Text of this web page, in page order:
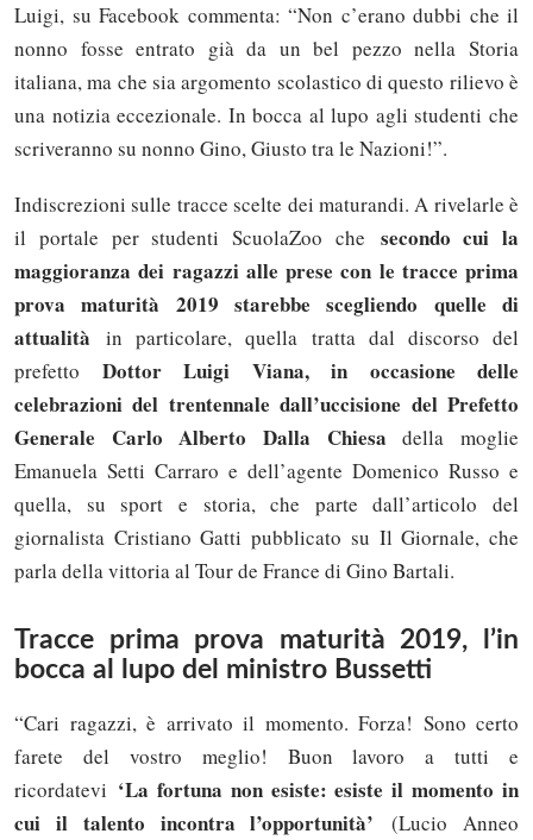
Luigi, su Facebook commenta: “Non c’erano dubbi che il
nonno fosse entrato già da un bel pezzo nella Storia
italiana, ma che sia argomento scolastico di questo rilievo è
una notizia eccezionale. In bocca al lupo agli studenti che
scriveranno su nonno Gino, Giusto tra le Nazioni!”.
Indiscrezioni sulle tracce scelte dei maturandi. A rivelarle è
il portale per studenti ScuolaZoo che secondo cui la
maggioranza dei ragazzi alle prese con le tracce prima
prova maturità 2019 starebbe scegliendo quelle di
attualità in particolare, quella tratta dal discorso del
prefetto Dottor Luigi Viana, in occasione delle
celebrazioni del trentennale dall’uccisione del Prefetto
Generale Carlo Alberto Dalla Chiesa della moglie
Emanuela Setti Carraro e dell’agente Domenico Russo e
quella, su sport e storia, che parte dall’articolo del
giornalista Cristiano Gatti pubblicato su Il Giornale, che
parla della vittoria al Tour de France di Gino Bartali.
Tracce prima prova maturità 2019, l’in
bocca al lupo del ministro Bussetti
“Cari ragazzi, è arrivato il momento. Forza! Sono certo
farete del vostro meglio! Buon lavoro a tutti e
ricordatevi ‘La fortuna non esiste: esiste il momento in
cui il talento incontra l’opportunità’ (Lucio Anneo